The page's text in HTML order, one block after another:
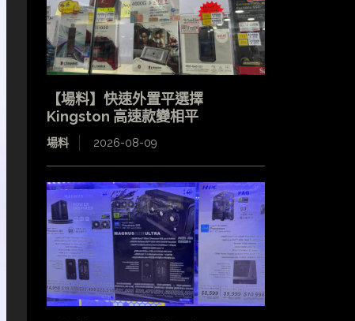
【場料】快速外置平選擇
Kingston 高速款變相平
場料 2026-08-09